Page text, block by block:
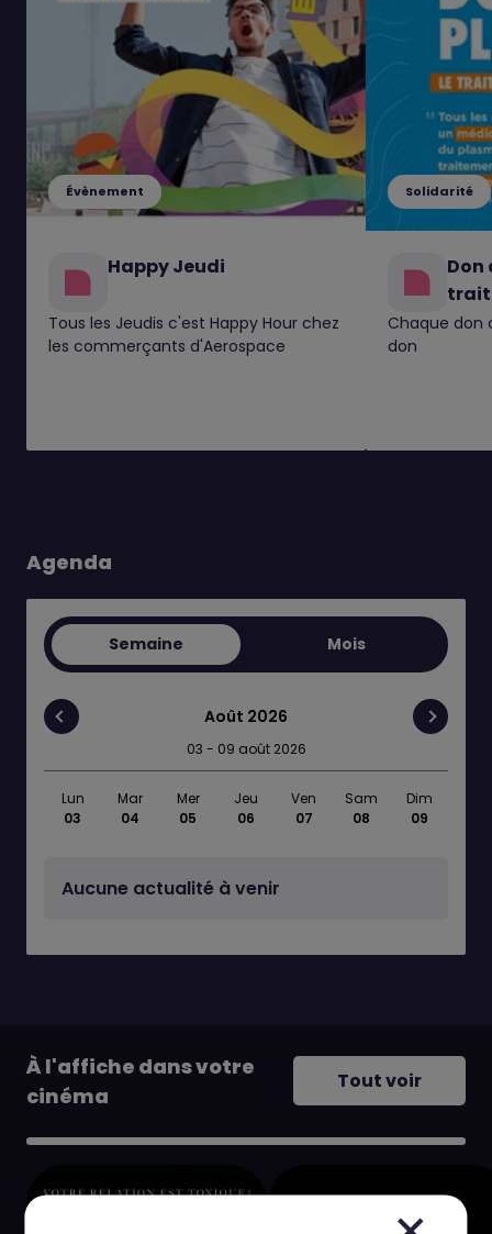
Évènement
Happy Jeudi
Tous les Jeudis c'est Happy Hour chez
les commerçants d'Aerospace
Solidarité
Don
Chaque don
don
Agenda
Semaine Mois
Août 2026
03 - 09 août 2026
Lun
03
Mar
04
Mer
05
Jeu
06
Ven
07
Sam
08
Dim
09
Aucune actualité à venir
À l'affiche dans votre
cinéma
Tout voir